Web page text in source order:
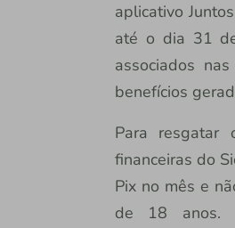
aplicativo
até o dia 31
associados
benefícios
Para resgatar
financeiras do
Pix no mês e
de 18 anos.